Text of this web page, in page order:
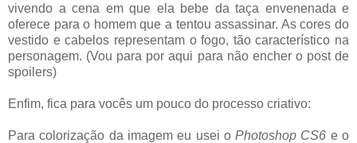
vivendo a cena em que ela bebe da taça envenenada e
oferece para o homem que a tentou assassinar. As cores do
vestido e cabelos representam o fogo, tão característico na
personagem. (Vou para por aqui para não encher o post de
spoilers)
Enfim, fica para vocês um pouco do processo criativo:
Para colorização da imagem eu usei oPhotoshop CS6 e o